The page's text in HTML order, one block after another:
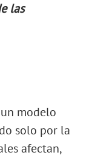
las
modelo
solo por la
afectan,